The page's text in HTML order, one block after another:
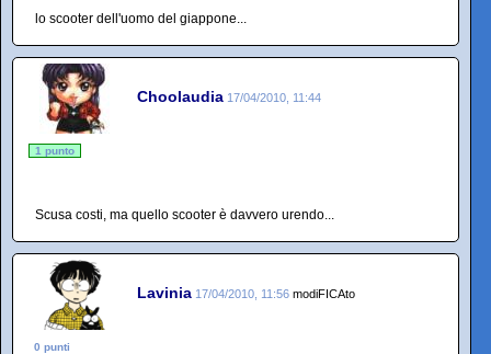
lo scooter dell'uomo del giappone...
Choolaudia 17/04/2010, 11:44
1 punto
Scusa costi, ma quello scooter è davvero urendo...
Lavinia 17/04/2010, 11:56 modiFICAto
0 punti